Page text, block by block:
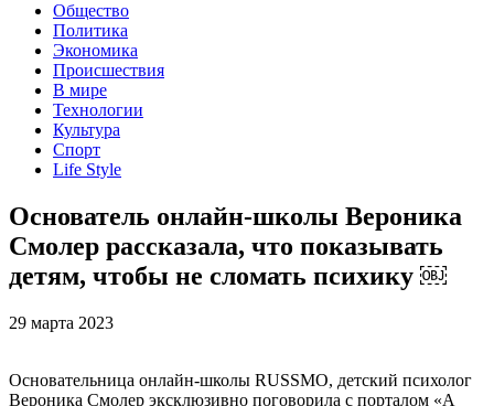
Общество
Политика
Экономика
Происшествия
В мире
Технологии
Культура
Спорт
Life Style
Основатель онлайн-школы Вероника
Смолер рассказала, что показывать
детям, чтобы не сломать психику ￼
29 марта 2023
Основательница онлайн-школы RUSSMO, детский психолог
Вероника Смолер эксклюзивно поговорила с порталом «А